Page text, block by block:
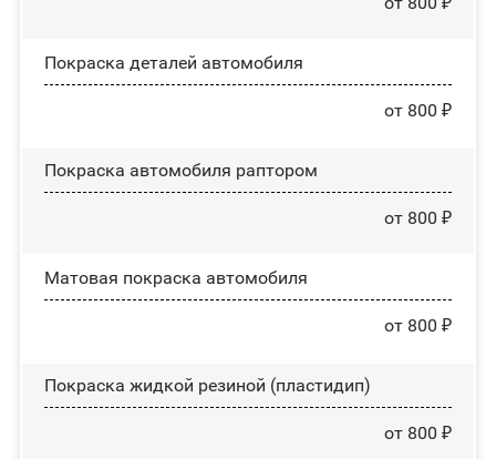
Покраска деталей автомобиля
от 800 ₽
Покраска автомобиля раптором
от 800 ₽
Матовая покраска автомобиля
от 800 ₽
Покраска жидкой резиной (пластидип)
от 800 ₽